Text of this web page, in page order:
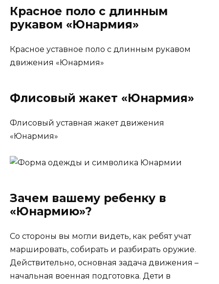
Красное поло с длинным
рукавом «Юнармия»
Красное уставное поло с длинным рукавом
движения «Юнармия»
Флисовый жакет «Юнармия»
Флисовый уставная жакет движения
«Юнармия»
Зачем вашему ребенку в
«Юнармию»?
Со стороны вы могли видеть, как ребят учат
маршировать, собирать и разбирать оружие.
Действительно, основная задача движения –
начальная военная подготовка. Дети в